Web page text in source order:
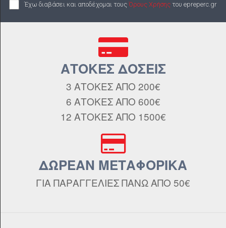
Έχω διαβάσει και αποδέχομαι τους Όρους Χρήσης του epreperc.gr
ΑΤΟΚΕΣ ΔΟΣΕΙΣ
3 ΑΤΟΚΕΣ ΑΠΟ 200€
6 ΑΤΟΚΕΣ ΑΠΟ 600€
12 ΑΤΟΚΕΣ ΑΠΟ 1500€
ΔΩΡΕΑΝ ΜΕΤΑΦΟΡΙΚΑ
ΓΙΑ ΠΑΡΑΓΓΕΛΙΕΣ ΠΑΝΩ ΑΠΟ 50€